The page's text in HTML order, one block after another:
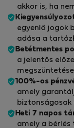
akkor is, ha
egyenlő jogok
adása a
Betétmentes
a jelentős
megszüntetése
100%-os
amely
biztonságosak
Heti 7 napos
amely a